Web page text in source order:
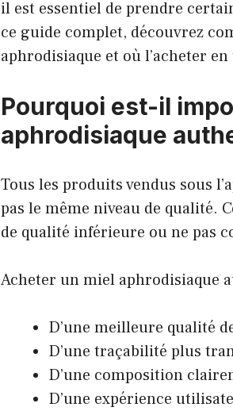
il est essentiel de prendre
ce guide complet, découvrez
aphrodisiaque et où l’acheter
Pourquoi est-il
aphrodisiaque
Tous les produits vendus sous
pas le même niveau de qualité.
de qualité inférieure ou ne pas
Acheter un miel aphrodisiaque
D’une meilleure qualité
D’une traçabilité plus
D’une composition
D’une expérience